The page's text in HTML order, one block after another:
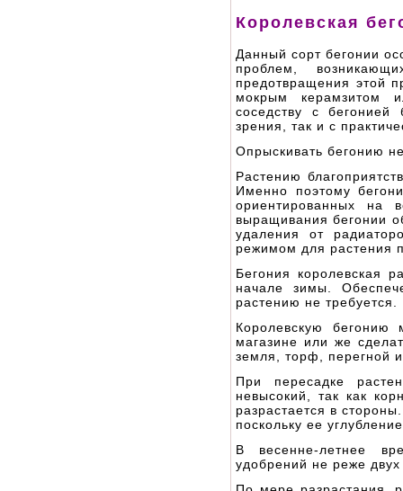
Королевская
Данный сорт бегонии
проблем,
предотвращения этой
мокрым керамзитом
соседству с
зрения, так и с
Опрыскивать бегонию
Растению
Именно поэтому
ориентированных на
выращивания бегонии
удаления от
режимом для растения
Бегония королевская
начале зимы.
растению не требуется.
Королевскую бегонию
магазине или же
земля, торф, перегной
При пересадке
невысокий, так как
разрастается в
поскольку ее
В весенне-летнее
удобрений не реже